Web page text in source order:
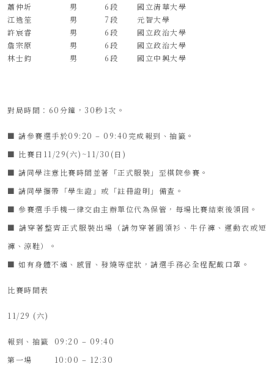
蕭仲圻
男 6段
國立清華大學
江逸笙
男 7段
元智大學
許宸睿
男 6段
國立政治大學
詹宗原
男 6段
國立政治大學
林士鈞
男 6段 國立中興大學
對局時間：60分鐘，30秒1次。
■ 請參賽選手於09:20 – 09:40完成報到、抽籤。
■ 比賽日11/29(六)~11/30(日)
■ 請同學注意比賽時間並著「正式服裝」至棋院參賽。
■ 請同學攜帶「學生證」或「註冊證明」備查。
■ 參賽選手手機一律交由主辦單位代為保管，每場比賽結束後領回。
■ 請穿著整齊正式服裝出場（請勿穿著圓領衫、牛仔褲、運動衣或短
褲、涼鞋）。
■ 如有身體不適、感冒、發燒等症狀，請選手務必全程配戴口罩。
比賽時間表
11/29 (六)
報到、抽籤 09:20 – 09:40
第一場 10:00 – 12:30